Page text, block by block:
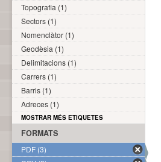
Topografia (1)
Sectors (1)
Nomenclàtor (1)
Geodèsia (1)
Delimitacions (1)
Carrers (1)
Barris (1)
Adreces (1)
MOSTRAR MÉS ETIQUETES
FORMATS
PDF (3)